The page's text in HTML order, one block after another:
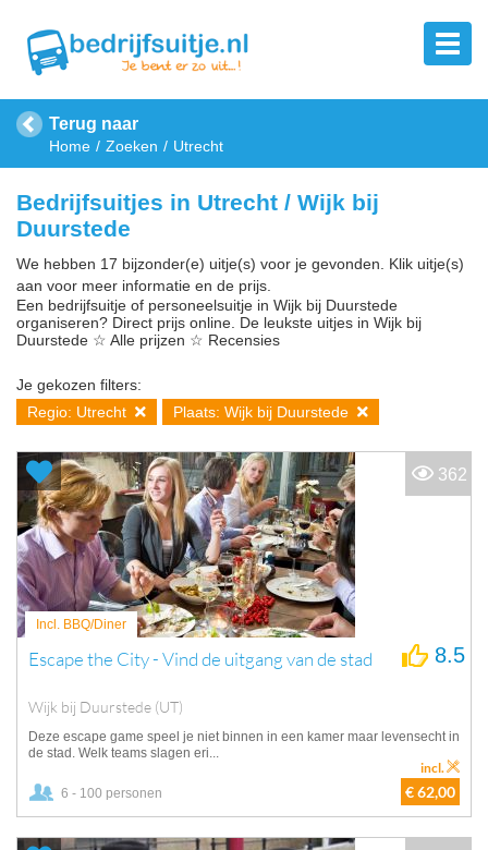
Terug naar
Home Zoeken Utrecht
Bedrijfsuitjes in Utrecht / Wijk bij
Duurstede
We hebben 17 bijzonder(e) uitje(s) voor je gevonden. Klik uitje(s)
aan voor meer informatie en de prijs.
Een bedrijfsuitje of personeelsuitje in Wijk bij Duurstede
organiseren? Direct prijs online. De leukste uitjes in Wijk bij
Duurstede ☆ Alle prijzen ☆ Recensies
Je gekozen filters:
Regio: Utrecht
Plaats: Wijk bij Duurstede
Incl. BBQ/Diner
Escape the City - Vind de uitgang van de stad
Wijk bij Duurstede (UT)
8.5
Deze escape game speel je niet binnen in een kamer maar levensecht in
de stad. Welk teams slagen eri...
6 - 100 personen € 62,00
incl.
362